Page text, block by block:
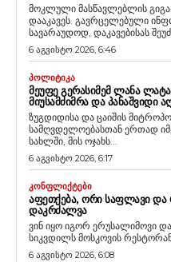
მოკლული მასწავლებლის გიგა
დააკავეს. გავრცელებული
სავარაუდოდ, დაკავებისას
6 აგვისტო 2026, 6:46
ᲞᲝᲚᲘᲢᲘᲙᲐ
ᲛᲔᲣᲤᲔ ᲒᲔᲠᲐᲡᲘᲛᲔᲛ ᲚᲐᲜᲐ
ᲛᲘᲣᲡᲐᲛᲫᲘᲛᲠᲐ ᲓᲐ ᲞᲐᲜᲐᲨᲕᲘᲓᲘ
ზუგდიდისა და ცაიშის
სამღვდელოებასთან ერთად
სახლში, მის ოჯახს...
6 აგვისტო 2026, 6:17
ᲙᲝᲜᲤᲚᲘᲥᲢᲔᲑᲘ
ᲐᲤᲔᲗᲥᲔᲑᲐ, ᲝᲠᲘ ᲡᲐᲤᲚᲐᲕᲘ
ᲓᲐᲙᲠᲫᲐᲚᲕᲐ
ვინ იყო იგორ ერუსალიმოვი
სიკვდილს მოსკოვის
6 აგვისტო 2026, 6:08